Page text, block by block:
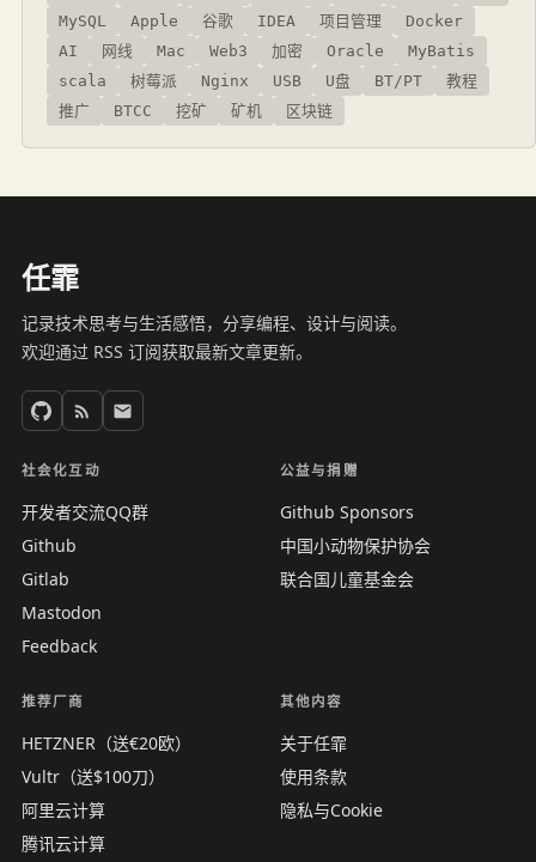
MySQL
Apple 谷歌 IDEA 项目管理
Docker
AI
网线 Mac Web3 加密 Oracle
MyBatis
scala
树莓派 Nginx USB U盘 BT/PT
教程
推广
BTCC 挖矿 矿机 区块链
任霏
记录技术思考与生活感悟，分享编程、设计与阅读。
欢迎通过 RSS 订阅获取最新文章更新。
社会化互动
开发者交流QQ群
Github
Gitlab
Mastodon
Feedback
公益与捐赠
Github Sponsors
中国小动物保护协会
联合国儿童基金会
推荐厂商
HETZNER（送€20欧）
Vultr（送$100刀）
阿里云计算
腾讯云计算
其他内容
关于任霏
使用条款
隐私与Cookie